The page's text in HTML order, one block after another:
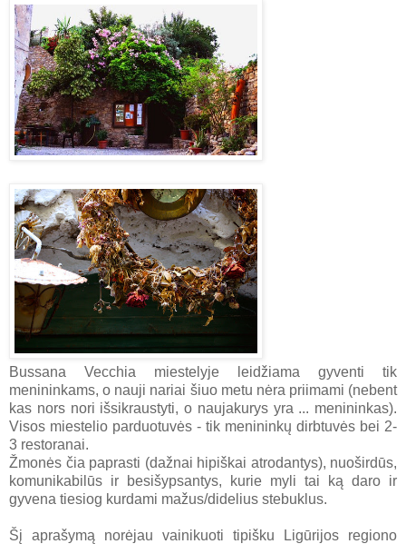
Bussana Vecchia miestelyje leidžiama gyventi tik
menininkams, o nauji nariai šiuo metu nėra priimami (nebent
kas nors nori išsikraustyti, o naujakurys yra ... menininkas).
Visos miestelio parduotuvės - tik menininkų dirbtuvės bei 2-
3 restoranai.
Žmonės čia paprasti (dažnai hipiškai atrodantys), nuoširdūs,
komunikabilūs ir besišypsantys, kurie myli tai ką daro ir
gyvena tiesiog kurdami mažus/didelius stebuklus.
Šį aprašymą norėjau vainikuoti tipišku Ligūrijos regiono